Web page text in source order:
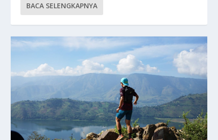
BACA SELENGKAPNYA